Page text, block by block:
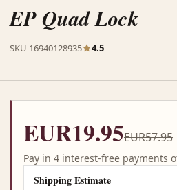
EP Quad Lock
SKU 16940128935 4.5
EUR19.95EUR57.95
Pay in 4 interest-free payments
Shipping Estimate